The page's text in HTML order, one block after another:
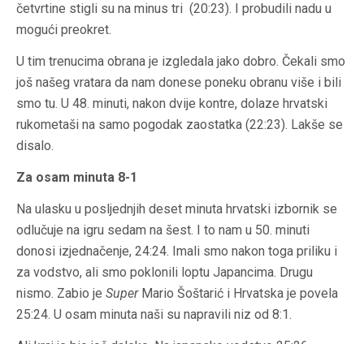
četvrtine stigli su na minus tri (20:23). I probudili nadu u
mogući preokret.
U tim trenucima obrana je izgledala jako dobro. Čekali smo
još našeg vratara da nam donese poneku obranu više i bili
smo tu. U 48. minuti, nakon dvije kontre, dolaze hrvatski
rukometaši na samo pogodak zaostatka (22:23). Lakše se
disalo.
Za osam minuta 8-1
Na ulasku u posljednjih deset minuta hrvatski izbornik se
odlučuje na igru sedam na šest. I to nam u 50. minuti
donosi izjednačenje, 24:24. Imali smo nakon toga priliku i
za vodstvo, ali smo poklonili loptu Japancima. Drugu
nismo. Zabio je SuperMario Šoštarić i Hrvatska je povela
25:24. U osam minuta naši su napravili niz od 8:1.